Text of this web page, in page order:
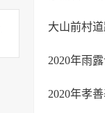
大山前村
2020年雨
2020年孝